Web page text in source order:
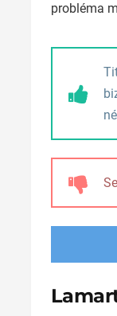
probléma